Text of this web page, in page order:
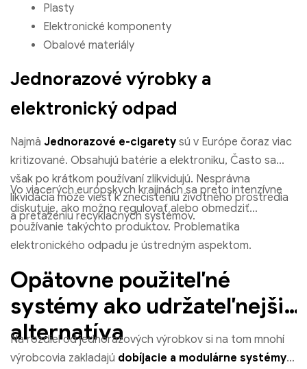
Plasty
Elektronické komponenty
Obalové materiály
Jednorazové výrobky a
elektronický odpad
Najmä Jednorazové e-cigarety sú v Európe čoraz viac
kritizované. Obsahujú batérie a elektroniku, Často sa
však po krátkom používaní zlikvidujú. Nesprávna
likvidácia môže viesť k znečisteniu životného prostredia
a preťaženiu recyklačných systémov.
Vo viacerých európskych krajinách sa preto intenzívne
diskutuje, ako možno regulovať alebo obmedziť
používanie takýchto produktov. Problematika
elektronického odpadu je ústredným aspektom.
Opätovne použiteľné
systémy ako udržateľnejšia
alternatíva
Na rozdiel od jednorazových výrobkov si na tom mnohí
výrobcovia zakladajú dobíjacie a modulárne systémy.